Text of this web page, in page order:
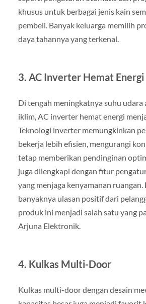
khusus untuk berbagai jenis kain
pembeli. Banyak keluarga memilih
daya tahannya yang terkenal.
3. AC Inverter Hemat Energi
Di tengah meningkatnya suhu udara
iklim, AC inverter hemat energi
Teknologi inverter memungkinkan
bekerja lebih efisien, mengurangi
tetap memberikan pendinginan
juga dilengkapi dengan fitur
yang menjaga kenyamanan ruangan.
banyaknya ulasan positif dari
produk ini menjadi salah satu yang
Arjuna Elektronik.
4. Kulkas Multi-Door
Kulkas multi-door dengan desain